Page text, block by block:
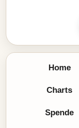
Home
Charts
Spende